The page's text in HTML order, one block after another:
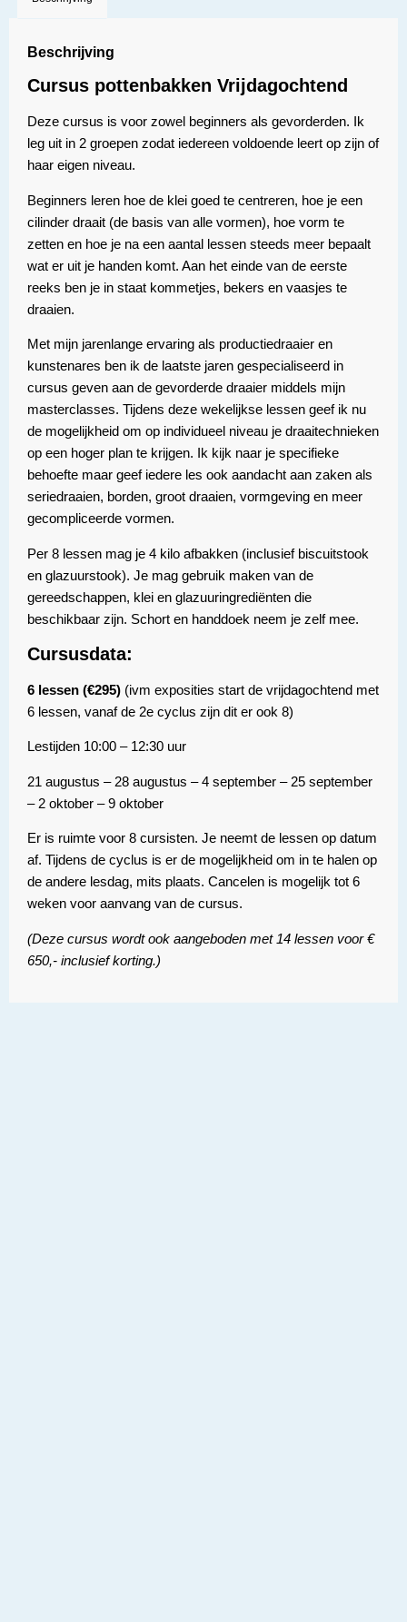
Beschrijving
Cursus pottenbakken Vrijdagochtend
Deze cursus is voor zowel beginners als gevorderden. Ik
leg uit in 2 groepen zodat iedereen voldoende leert op zijn of
haar eigen niveau.
Beginners leren hoe de klei goed te centreren, hoe je een
cilinder draait (de basis van alle vormen), hoe vorm te
zetten en hoe je na een aantal lessen steeds meer bepaalt
wat er uit je handen komt. Aan het einde van de eerste
reeks ben je in staat kommetjes, bekers en vaasjes te
draaien.
Met mijn jarenlange ervaring als productiedraaier en
kunstenares ben ik de laatste jaren gespecialiseerd in
cursus geven aan de gevorderde draaier middels mijn
masterclasses. Tijdens deze wekelijkse lessen geef ik nu
de mogelijkheid om op individueel niveau je draaitechnieken
op een hoger plan te krijgen. Ik kijk naar je specifieke
behoefte maar geef iedere les ook aandacht aan zaken als
seriedraaien, borden, groot draaien, vormgeving en meer
gecompliceerde vormen.
Per 8 lessen mag je 4 kilo afbakken (inclusief biscuitstook
en glazuurstook). Je mag gebruik maken van de
gereedschappen, klei en glazuuringrediënten die
beschikbaar zijn. Schort en handdoek neem je zelf mee.
Cursusdata:
6 lessen (€295) (ivm exposities start de vrijdagochtend met
6 lessen, vanaf de 2e cyclus zijn dit er ook 8)
Lestijden 10:00 – 12:30 uur
21 augustus – 28 augustus – 4 september – 25 september
– 2 oktober – 9 oktober
Er is ruimte voor 8 cursisten. Je neemt de lessen op datum
af. Tijdens de cyclus is er de mogelijkheid om in te halen op
de andere lesdag, mits plaats. Cancelen is mogelijk tot 6
weken voor aanvang van de cursus.
(Deze cursus wordt ook aangeboden met 14 lessen voor €
650,- inclusief korting.)